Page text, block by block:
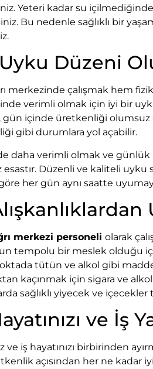
Yeteri kadar su
Bu nedenle sağlıklı bir
Düzeni
merkezinde çalışmak hem
verimli olmak için iyi bir
gün içinde üretkenliği
gibi durumlara yol açabilir.
daha verimli olmak ve
esastır. Düzenli ve kaliteli
her gün aynı saatte
merkezi personeliolarak
tempolu bir meslek olduğu
tütün ve alkol gibi
kaçınmak için sigara ve
sağlıklı yiyecek ve
ve İş
ve iş hayatınızı birbirinden
açısından her ne